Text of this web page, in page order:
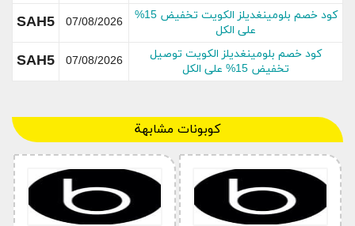
جميع أقسام متجر بلومينغديلز
ما وصلنا حديثاً
النساء
كود خصم بلومينغديلز الكويت تخفيض 15%
على الكل
07/08/2026
SAH5
كود خصم بلومينغديلز الكويت توصيل
تخفيض 15% على الكل
07/08/2026
SAH5
كوبونات مشابهة